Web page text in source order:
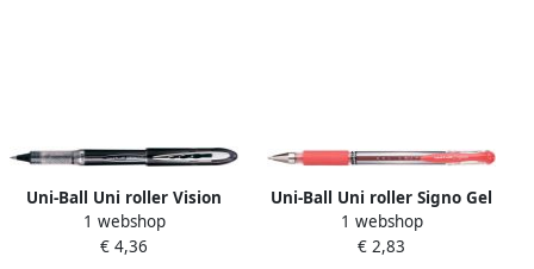
Uni-Ball Uni roller Vision
Elite 200 en 205 0 4 mm
zwart
1 webshop
€ 4,36
Uni-Ball Uni roller Signo Gel
Grip rood
1 webshop
€ 2,83